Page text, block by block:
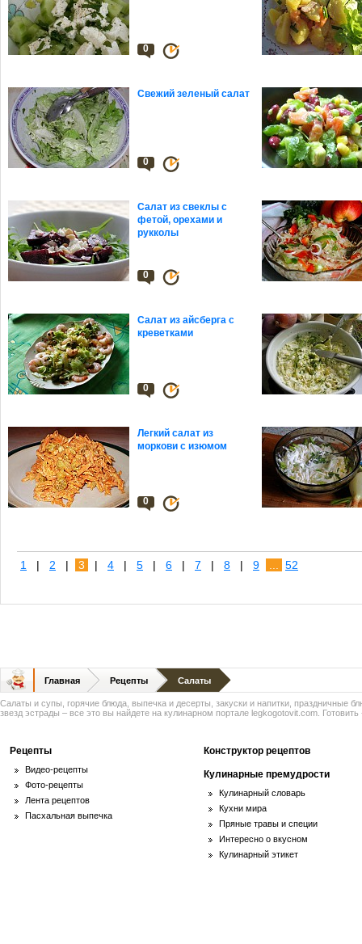
0
Свежий зеленый салат
0
Салат из свеклы с
фетой, орехами и
рукколы
0
Салат из айсберга с
креветками
0
Легкий салат из
моркови с изюмом
0
1 | 2 | 3 | 4 | 5 | 6 | 7 | 8 | 9 52
Главная Рецепты Салаты
Салаты и супы, горячие блюда, выпечка и десерты, закуски и напитки, праздничные
звезд эстрады – все это вы найдете на кулинарном портале legkogotovit.com. Готовить
Рецепты
Видео-рецепты
Фото-рецепты
Лента рецептов
Пасхальная выпечка
Конструктор рецептов
Кулинарные премудрости
Кулинарный словарь
Кухни мира
Пряные травы и специи
Интересно о вкусном
Кулинарный этикет